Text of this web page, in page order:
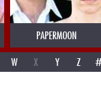
PAPERMOON
W X Y Z